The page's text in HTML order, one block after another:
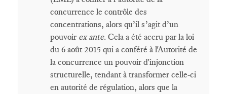
concurrence le contrôle des
concentrations, alors qu’il s’agit d’un
pouvoir ex ante. Cela a été accru par la loi
du 6 août 2015 qui a conféré à l'Autorité de
la concurrence un pouvoir d'injonction
structurelle, tendant à transformer celle-ci
en autorité de régulation, alors que la